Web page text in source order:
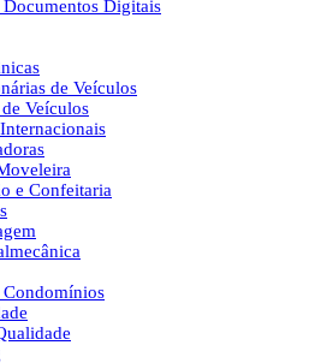
Documentos Digitais
de Veículos
Veículos
e Confeitaria
Condomínios